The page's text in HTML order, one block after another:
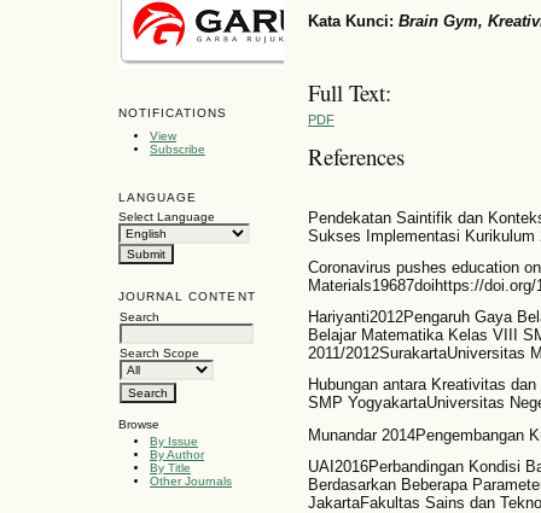
NOTIFICATIONS
View
Subscribe
LANGUAGE
Select Language
JOURNAL CONTENT
Search
Search Scope
Browse
By Issue
By Author
By Title
Other Journals
Kata Kunci: Brain Gym,
Full Text:
PDF
References
Pendekatan Saintifik dan
Sukses Implementasi Kurikulum
Coronavirus pushes education
Materials19687doihttps://
Hariyanti2012Pengaruh Gaya
Belajar Matematika Kelas VIII
2011/2012SurakartaUniversitas
Hubungan antara Kreativitas
SMP YogyakartaUniversitas
Munandar 2014Pengembangan
UAI2016Perbandingan Kondisi
Berdasarkan Beberapa
JakartaFakultas Sains dan